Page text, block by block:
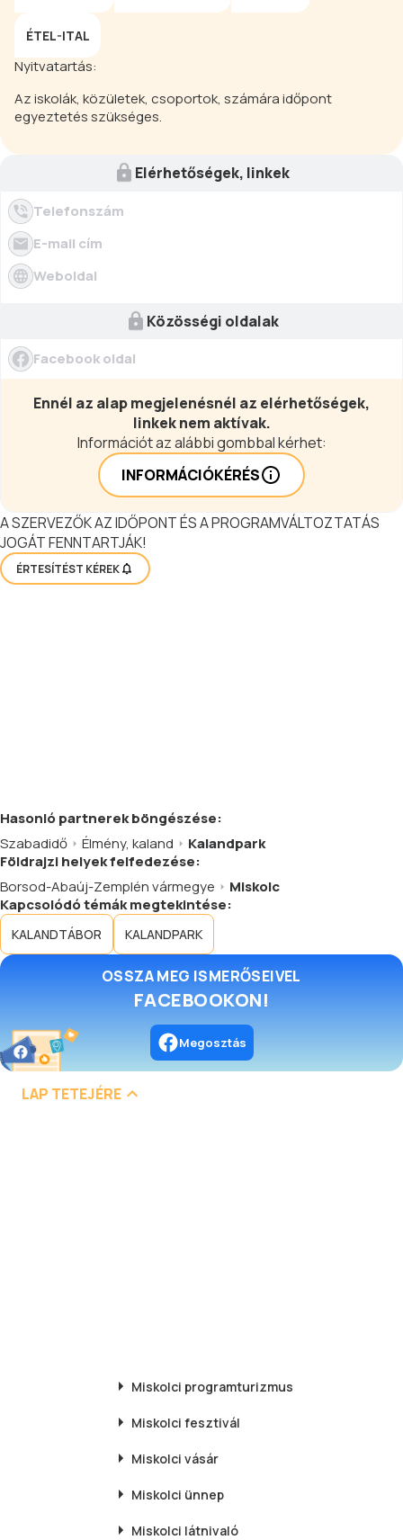
ÉTEL-ITAL
Nyitvatartás:
Az iskolák, közületek, csoportok, számára időpont
egyeztetés szükséges.
Elérhetőségek, linkek
Telefonszám
E-mail cím
Weboldal
Közösségi oldalak
Facebook oldal
Ennél az alap megjelenésnél az elérhetőségek,
linkek nem aktívak.
Információt az alábbi gombbal kérhet:
INFORMÁCIÓKÉRÉS
A SZERVEZŐK AZ IDŐPONT ÉS A PROGRAMVÁLTOZTATÁS
JOGÁT FENNTARTJÁK!
ÉRTESÍTÉST KÉREK
Hasonló partnerekböngészése:
Szabadidő
Élmény, kaland
Kalandpark
Földrajzi helyek felfedezése:
Borsod-Abaúj-Zemplén vármegye
Miskolc
Kapcsolódó témák megtekintése:
KALANDTÁBOR KALANDPARK
OSSZA MEG ISMERŐSEIVEL
FACEBOOKON!
Megosztás
LAP TETEJÉRE
Miskolci programturizmus
Miskolci fesztivál
Miskolci vásár
Miskolci ünnep
Miskolci látnivaló